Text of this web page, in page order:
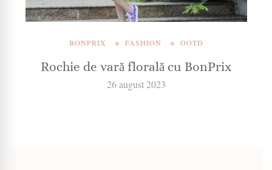
BONPRIX FASHION OOTD
Rochie de vară florală cu BonPrix
26 august 2023